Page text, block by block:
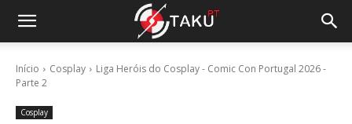
Início Cosplay
Liga Heróis do Cosplay - Comic Con Portugal 2026 -
Parte 2
Cosplay